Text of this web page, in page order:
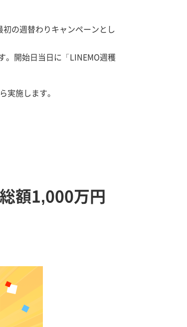
の週替わりキャンペーンとし
。開始日当日に「LINEMO週穫
実施します。
額1,000万円